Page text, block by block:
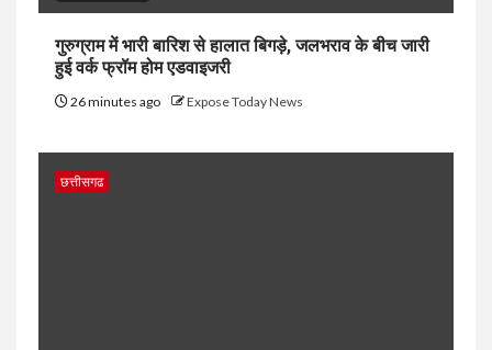
गुरुग्राम में भारी बारिश से हालात बिगड़े, जलभराव के बीच जारी
हुई वर्क फ्रॉम होम एडवाइजरी
26 minutes ago Expose Today News
छत्तीसगढ